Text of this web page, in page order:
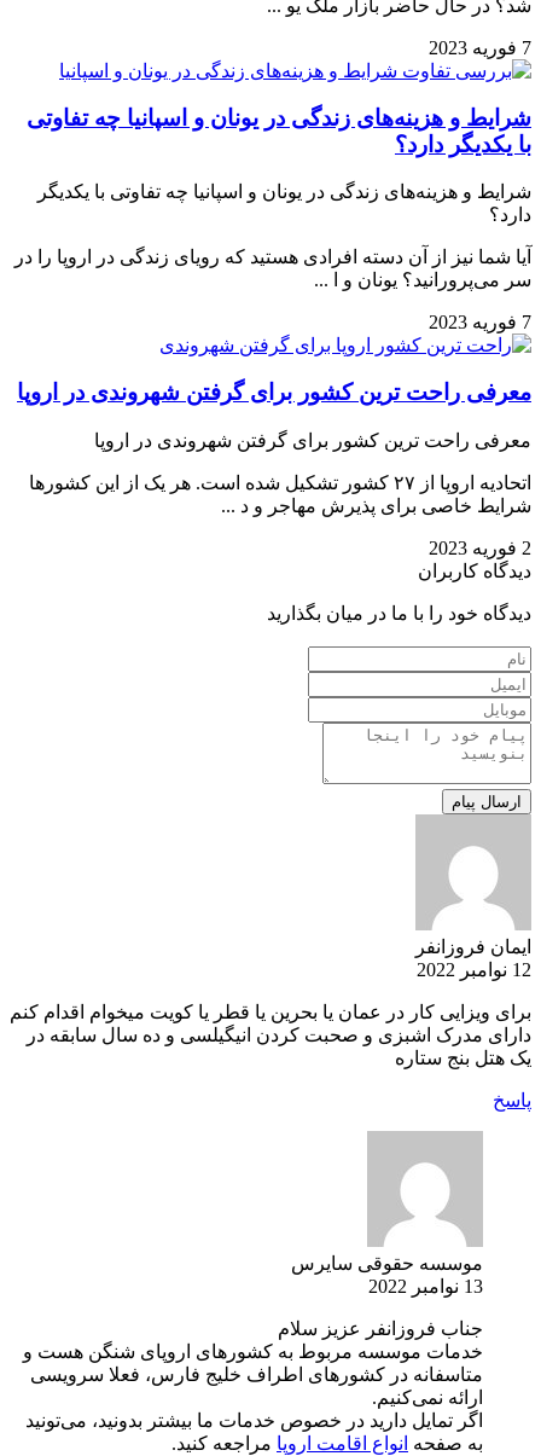
شد؟ در حال حاضر بازار ملک یو ...
7 فوریه 2023
شرایط و هزینه‌های زندگی در یونان و اسپانیا چه تفاوتی
با یکدیگر دارد؟
شرایط و هزینه‌های زندگی در یونان و اسپانیا چه تفاوتی با یکدیگر
دارد؟
آیا شما نیز از آن دسته افرادی هستید که رویای زندگی در اروپا را در
سر می‌پرورانید؟ یونان و ا ...
7 فوریه 2023
معرفی راحت ترین کشور برای گرفتن شهروندی در اروپا
معرفی راحت ترین کشور برای گرفتن شهروندی در اروپا
اتحادیه اروپا از ۲۷ کشور تشکیل شده است. هر یک از این کشورها
شرایط خاصی برای پذیرش مهاجر و د ...
2 فوریه 2023
دیدگاه کاربران
دیدگاه خود را با ما در میان بگذارید
ایمان فروزانفر
12 نوامبر 2022
برای ویزایی کار در عمان یا بحرین یا قطر یا کویت میخوام اقدام کنم
دارای مدرک اشبزی و صحبت کردن انیگیلسی و ده سال سابقه در
یک هتل بنج ستاره
پاسخ
موسسه حقوقی سایرس
13 نوامبر 2022
جناب فروزانفر عزیز سلام
خدمات موسسه مربوط به کشورهای اروپای شنگن هست و
متاسفانه در کشورهای اطراف خلیج فارس، فعلا سرویسی
ارائه نمی‌کنیم.
اگر تمایل دارید در خصوص خدمات ما بیشتر بدونید، می‌تونید
به صفحه انواع اقامت اروپا مراجعه کنید.